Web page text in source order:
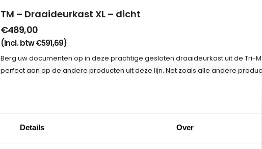
Details Over
TM – Draaideurkast XL – dicht
€489,00
(Incl. btw€591,69)
Berg uw documenten op in deze prachtige gesloten draaideurkast uit de Tri-
perfect aan op de andere producten uit deze lijn. Net zoals alle andere